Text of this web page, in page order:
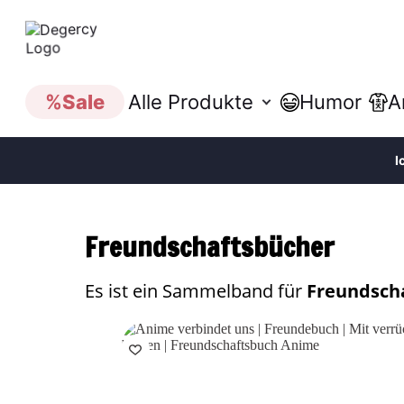
%Sale Alle Produkte Humor
Freundschaftsbücher
Es ist ein Sammelband für